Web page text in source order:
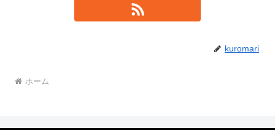
kuromari
ホーム